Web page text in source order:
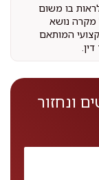
בו משום
מקרה נושא
המותאם
ונחזור